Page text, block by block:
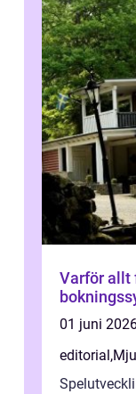
Varför allt
01 juni
editorial,